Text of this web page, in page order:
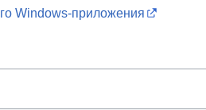
Windows-приложения